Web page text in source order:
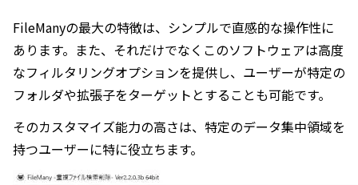
FileManyの最大の特徴は、シンプルで直感的な操作性に
あります。また、それだけでなくこのソフトウェアは高度
なフィルタリングオプションを提供し、ユーザーが特定の
フォルダや拡張子をターゲットとすることも可能です。
そのカスタマイズ能力の高さは、特定のデータ集中領域を
持つユーザーに特に役立ちます。